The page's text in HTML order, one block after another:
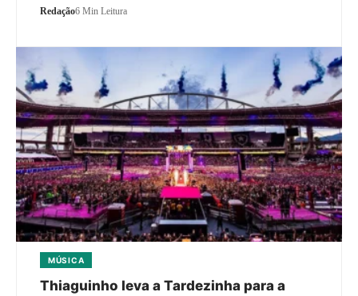
Redação6 Min Leitura
MÚSICA
Thiaguinho leva a Tardezinha para a